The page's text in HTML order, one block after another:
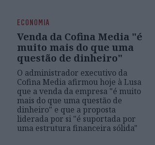
ECONOMIA
Venda da Cofina Media "é
muito mais do que uma
questão de dinheiro"
O administrador executivo da
Cofina Media afirmou hoje à Lusa
que a venda da empresa "é muito
mais do que uma questão de
dinheiro" e que a proposta
liderada por si "é suportada por
uma estrutura financeira sólida"